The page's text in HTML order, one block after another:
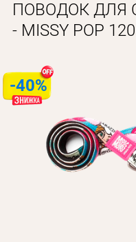
ПОВОДОК ДЛЯ
- MISSY POP
-40%